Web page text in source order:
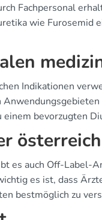
Fachpersonal
wie
Indikationen
bevorzugten
es auch Off-Label-
es ist, dass
bestmöglich zu